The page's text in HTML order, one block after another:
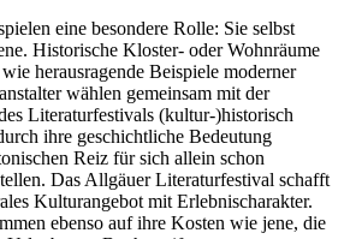
eine besondere Rolle: Sie selbst
Historische Kloster- oder Wohnräume
herausragende Beispiele moderner
wählen gemeinsam mit der
Literaturfestivals (kultur-)historisch
ihre geschichtliche Bedeutung
Reiz für sich allein schon
Das Allgäuer Literaturfestival schafft
Kulturangebot mit Erlebnischarakter.
ebenso auf ihre Kosten wie jene, die